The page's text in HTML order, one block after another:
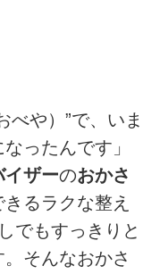
べや）”で、いま
ったんです」
イザーのおかさ
るラクな整え
でもすっきりと
そんなおかさ